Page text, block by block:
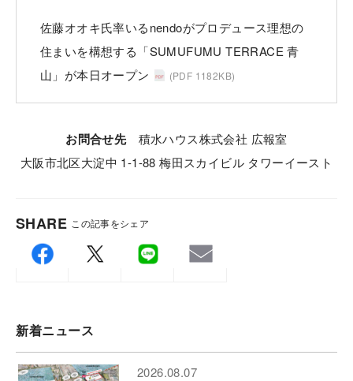
佐藤オオキ氏率いるnendoがプロデュース理想の
住まいを構想する「SUMUFUMU TERRACE 青
山」が本日オープン
(PDF 1182KB)
お問合せ先 積⽔ハウス株式会社 広報室
⼤阪市北区⼤淀中 1-1-88 梅⽥スカイビル タワーイースト
SHARE この記事をシェア
新着ニュース
2026.08.07